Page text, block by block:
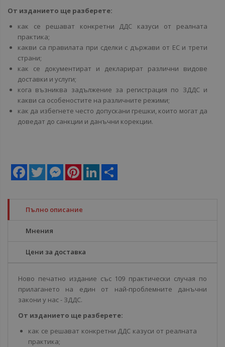
От изданието ще разберете:
как се решават конкретни ДДС казуси от реалната
практика;
какви са правилата при сделки с държави от ЕС и трети
страни;
как се документират и декларират различни видове
доставки и услуги;
кога възниква задължение за регистрация по ЗДДС и
какви са особеностите на различните режими;
как да избегнете често допускани грешки, които могат да
доведат до санкции и данъчни корекции.
Facebook
Twitter MessengerPinterestLinkedIn
Пълно описание
Мнения
Цени за доставка
Ново печатно издание със 109 практически случая по
прилагането на един от най-проблемните данъчни
закони у нас - ЗДДС.
От изданието ще разберете:
как се решават конкретни ДДС казуси от реалната
практика;